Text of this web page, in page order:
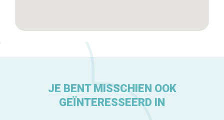
JE BENT MISSCHIEN OOK
GEÏNTERESSEERD IN